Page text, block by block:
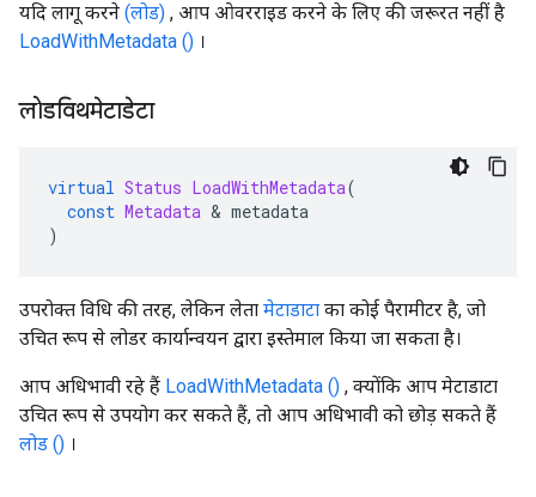
यदि लागू करने (लोड) , आप ओवरराइड करने के लिए की जरूरत नहीं है
LoadWithMetadata () ।
लोडविथमेटाडेटा
virtual Status LoadWithMetadata(
const Metadata & metadata
)
उपरोक्त विधि की तरह, लेकिन लेता मेटाडाटा का कोई पैरामीटर है, जो
उचित रूप से लोडर कार्यान्वयन द्वारा इस्तेमाल किया जा सकता है।
आप अधिभावी रहे हैं LoadWithMetadata () , क्योंकि आप मेटाडाटा
उचित रूप से उपयोग कर सकते हैं, तो आप अधिभावी को छोड़ सकते हैं
लोड () ।